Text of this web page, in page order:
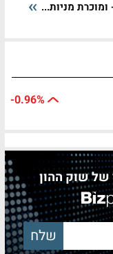
-0.96%
של שוק ההון